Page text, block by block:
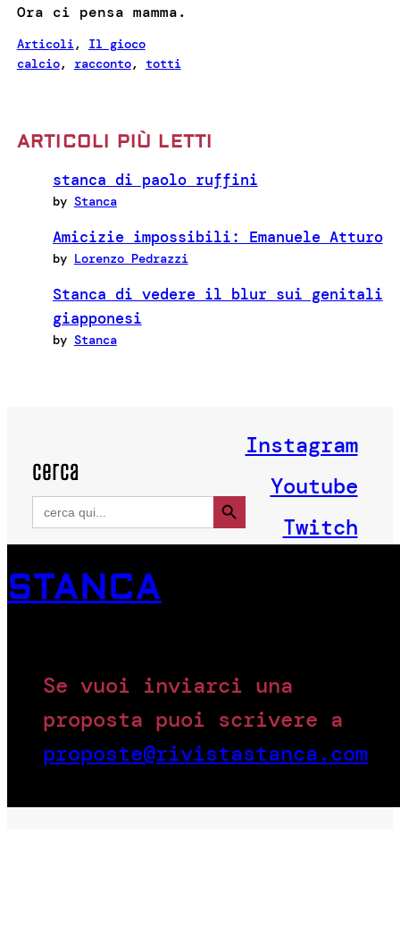
Ora ci pensa mamma.
Articoli, Il gioco
calcio, racconto, totti
ARTICOLI PIÙ LETTI
stanca di paolo ruffini
by Stanca
Amicizie impossibili: Emanuele Atturo
by Lorenzo Pedrazzi
Stanca di vedere il blur sui genitali
giapponesi
by Stanca
cerca
Search
for:
Search Button
Instagram
Youtube
Twitch
STANCA
Se vuoi inviarci una
proposta puoi scrivere a
proposte@rivistastanca.com